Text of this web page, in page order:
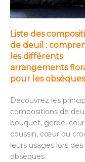
Liste des
de deuil :
les différents
arrangements
pour les obsèques
Découvrez les
compositions de
bouquet, gerbe,
coussin, cœur ou
leurs usages lors des
obsèques.